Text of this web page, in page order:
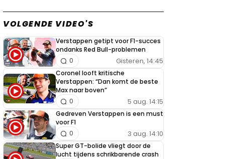
VOLGENDE VIDEO'S
Verstappen getipt voor F1-succes
ondanks Red Bull-problemen
Gisteren, 14:45
0
Coronel looft kritische
Verstappen: “Dan komt de beste
Max naar boven”
5 aug. 14:15
0
Gedreven Verstappen is een must
voor F1
3 aug. 14:10
0
Super GT-bolide vliegt door de
lucht tijdens schrikbarende crash